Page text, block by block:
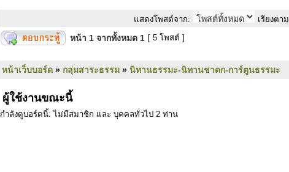
แสดงโพสต์จาก: เรียงตาม
หน้า 1 จากทั้งหมด 1 [ 5 โพสต์ ]
หน้าเว็บบอร์ด » กลุ่มสาระธรรม » นิทานธรรมะ-นิทานชาดก-การ์ตูนธรรมะ
ผู้ใช้งานขณะนี้
กำลังดูบอร์ดนี้: ไม่มีสมาชิก และ บุคคลทั่วไป 2 ท่าน